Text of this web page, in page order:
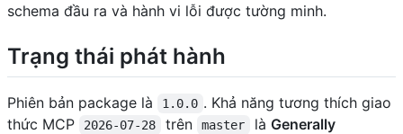
schema đầu ra và hành vi lỗi được tường minh.
Trạng thái phát hành
Phiên bản package là 1.0.0 . Khả năng tương thích giao
thức MCP
2026-07-28 trên master là Generally